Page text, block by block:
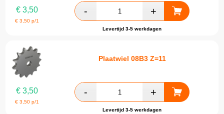
€ 3,50
€3,50 p/1
Levertijd 3-5 werkdagen
Plaatwiel 08B3 Z=11
€ 3,50
€3,50 p/1
Levertijd 3-5 werkdagen